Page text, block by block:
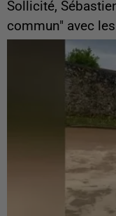
Sollicité,
commun" avec